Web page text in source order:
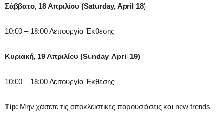
Σάββατο, 18 Απριλίου (Saturday, April 18)
10:00 – 18:00 Λειτουργία Έκθεσης
Κυριακή, 19 Απριλίου (Sunday, April 19)
10:00 – 18:00 Λειτουργία Έκθεσης
Tip: Μην χάσετε τις αποκλειστικές παρουσιάσεις και new trends